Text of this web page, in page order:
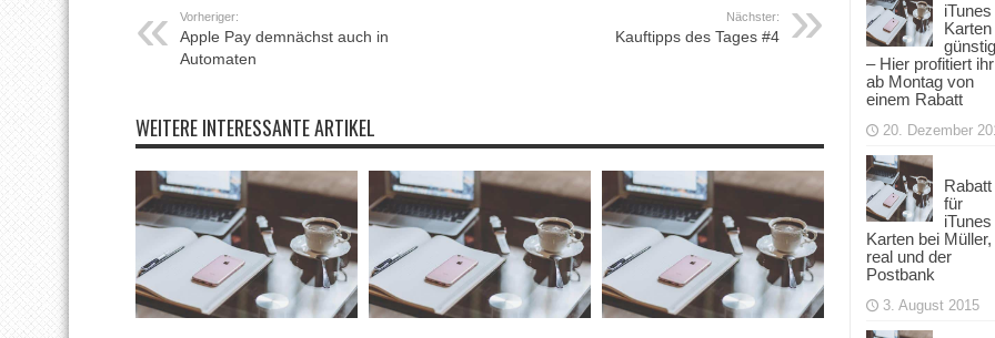
Vorheriger:
Apple Pay demnächst auch in
Automaten
Nächster:
Kauftipps des Tages #4
WEITERE INTERESSANTE ARTIKEL
iTunes
Karten
– Hier profitiert ihr
ab Montag von
einem Rabatt
20. Dezember
Rabatt
für
iTunes
Karten bei Müller,
real und der
Postbank
3. August 2015